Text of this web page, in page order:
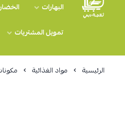
البهارات
تمويل المشتريات
الرئيسية مواد الغذائية